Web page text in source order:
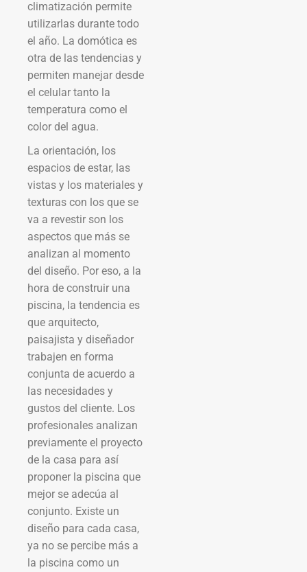
climatización permite
utilizarlas durante todo
el año. La domótica es
otra de las tendencias y
permiten manejar desde
el celular tanto la
temperatura como el
color del agua.
La orientación, los
espacios de estar, las
vistas y los materiales y
texturas con los que se
va a revestir son los
aspectos que más se
analizan al momento
del diseño. Por eso, a la
hora de construir una
piscina, la tendencia es
que arquitecto,
paisajista y diseñador
trabajen en forma
conjunta de acuerdo a
las necesidades y
gustos del cliente. Los
profesionales analizan
previamente el proyecto
de la casa para así
proponer la piscina que
mejor se adecúa al
conjunto. Existe un
diseño para cada casa,
ya no se percibe más a
la piscina como un